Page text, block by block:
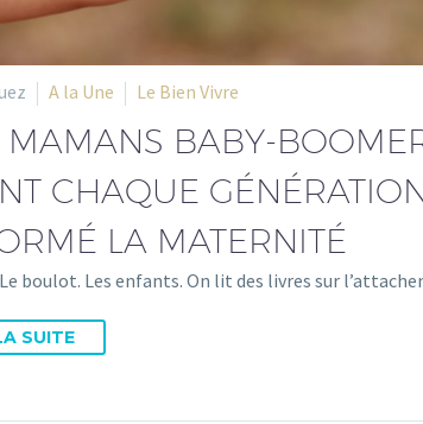
A la Une Le Bien Vivre
MAMANS BABY-
CHAQUE
LA MATERNITÉ
boulot. Les enfants. On lit des livres sur
SUITE